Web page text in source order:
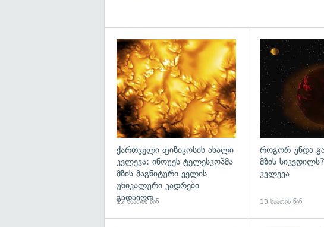
გადახედვა
ქართველი ფიზიკოსის ახალი
კვლევა: ინოუეს ტელესკოპმა
მზის მაგნიტური ველის
უნიკალური კადრები
გადაიღო
12 საათის წინ
როგორ უნდა
მზის
კვლევა
13 საათის წინ